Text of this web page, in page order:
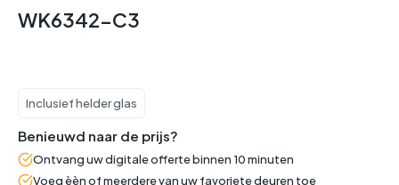
WK6342-C3
Inclusief helder glas
Benieuwd naar de prijs?
Ontvang uw digitale offerte binnen 10 minuten
Voeg èèn of meerdere van uw favoriete deuren toe